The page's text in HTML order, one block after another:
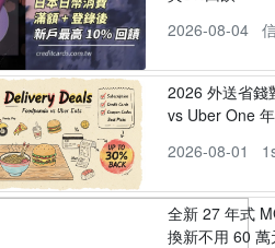
2026-08-04
2026 外送省錢
vs Uber One
2026-08-01
全新 27 年式
換新不用 60 萬